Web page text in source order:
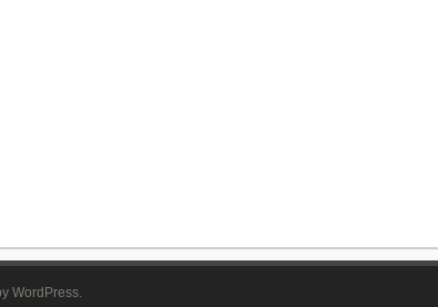
WordPress.